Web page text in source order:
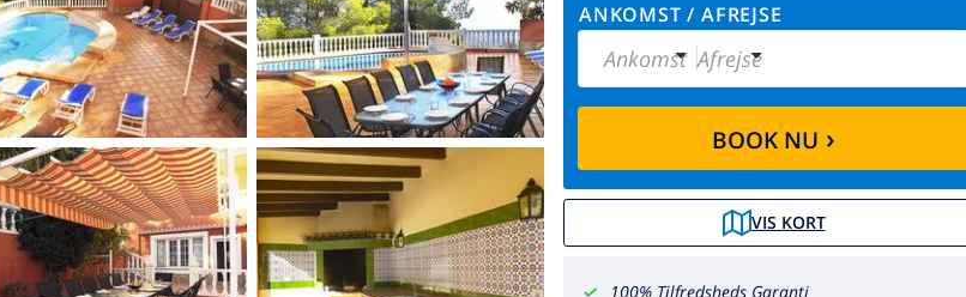
ANKOMST / AFREJSE
Ankomst Afrejse
BOOK NU ›
VIS KORT
100% Tilfredsheds Garanti